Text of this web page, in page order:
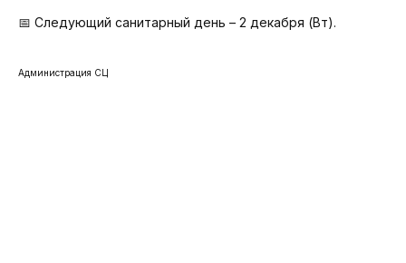
📅 Следующий санитарный день – 2 декабря (Вт).
Администрация СЦ